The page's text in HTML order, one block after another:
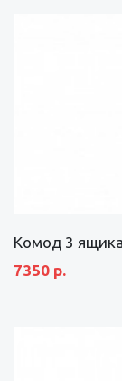
Комод 3
7350 р.